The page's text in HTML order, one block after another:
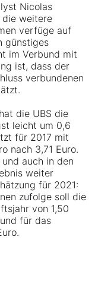
Nicolas
weitere
verfüge auf
günstiges
im Verbund mit
ist, dass der
verbundenen
die UBS die
leicht um 0,6
für 2017 mit
nach 3,71 Euro.
auch in den
weiter
für 2021:
zufolge soll die
von 1,50
für das